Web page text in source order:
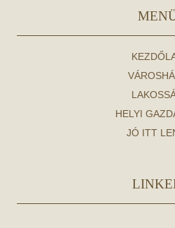
HELYI
JÓ ITT